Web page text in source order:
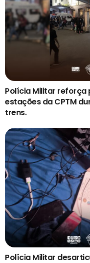
Polícia Militar reforça
estações da CPTM
trens.
Polícia Militar